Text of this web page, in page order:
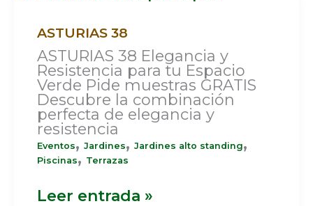
ASTURIAS 38
ASTURIAS 38 Elegancia y
Resistencia para tu Espacio
Verde Pide muestras GRATIS
Descubre la combinación
perfecta de elegancia y
resistencia
Eventos, Jardines, Jardines alto standing,
Piscinas, Terrazas
Leer entrada »